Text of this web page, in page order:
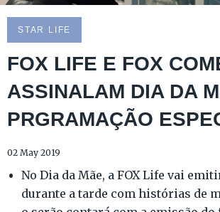
STAR LIFE
FOX LIFE E FOX
ASSINALAM DIA DA
PRGRAMAÇÃO
02 May 2019
No Dia da Mãe, a FOX Life vai
durante a tarde com histórias de